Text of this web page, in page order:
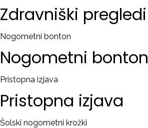
Zdravniški pregledi
Nogometni bonton
Nogometni bonton
Pristopna izjava
Pristopna izjava
Šolski nogometni krožki